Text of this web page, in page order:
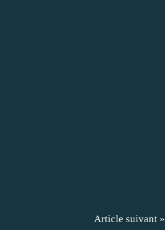
Article suivant »